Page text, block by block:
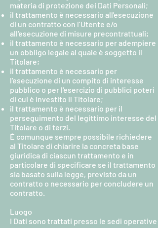
materia di protezione dei Dati Personali;
il trattamento è necessario all'esecuzione
di un contratto con l’Utente e/o
all'esecuzione di misure precontrattuali;
il trattamento è necessario per adempiere
un obbligo legale al quale è soggetto il
Titolare;
il trattamento è necessario per
l'esecuzione di un compito di interesse
pubblico o per l'esercizio di pubblici poteri
di cui è investito il Titolare;
il trattamento è necessario per il
perseguimento del legittimo interesse del
Titolare o di terzi.
È comunque sempre possibile richiedere
al Titolare di chiarire la concreta base
giuridica di ciascun trattamento e in
particolare di specificare se il trattamento
sia basato sulla legge, previsto da un
contratto o necessario per concludere un
contratto.
Luogo
I Dati sono trattati presso le sedi operative